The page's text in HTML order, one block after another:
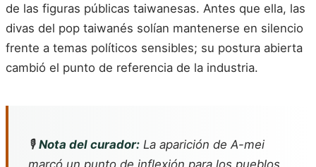
de las figuras públicas taiwanesas. Antes que ella, las
divas del pop taiwanés solían mantenerse en silencio
frente a temas políticos sensibles; su postura abierta
cambió el punto de referencia de la industria.
🎙️ Nota del curador: La aparición de A-mei
marcó un punto de inflexión para los pueblos